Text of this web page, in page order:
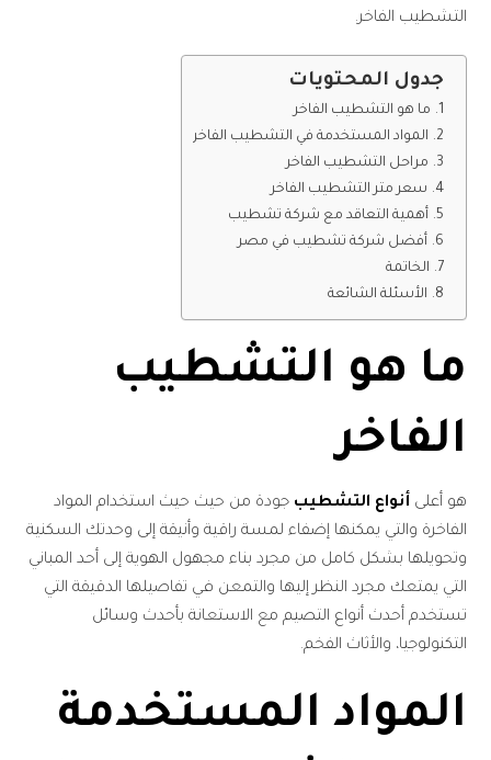
التشطيب الفاخر.
جدول المحتويات
ما هو التشطيب الفاخر
المواد المستخدمة في التشطيب الفاخر
مراحل التشطيب الفاخر
سعر متر التشطيب الفاخر
أهمية التعاقد مع شركة تشطيب
أفضل شركة تشطيب في مصر
الخاتمة
الأسئلة الشائعة
ما هو التشطيب
الفاخر
هو أعلى أنواع التشطيب جودة من حيث حيث استخدام المواد
الفاخرة والتي يمكنها إضفاء لمسة راقية وأنيقة إلى وحدتك السكنية
وتحويلها بشكل كامل من مجرد بناء مجهول الهوية إلى أحد المباني
التي يمتعك مجرد النظر إليها والتمعن في تفاصيلها الدقيقة التي
تستخدم أحدث أنواع التصيم مع الاستعانة بأحدث وسائل
التكنولوجيا، والأثاث الفخم.
المواد المستخدمة